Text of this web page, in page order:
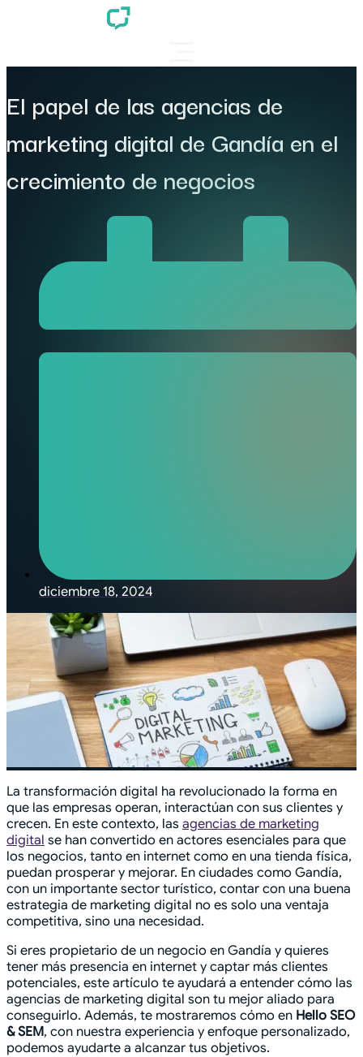
El papel de las agencias de
marketing digital de Gandía en el
crecimiento de negocios
diciembre 18, 2024
La transformación digital ha revolucionado la forma en
que las empresas operan, interactúan con sus clientes y
crecen. En este contexto, las agencias de marketing
digital se han convertido en actores esenciales para que
los negocios, tanto en internet como en una tienda física,
puedan prosperar y mejorar. En ciudades como Gandía,
con un importante sector turístico, contar con una buena
estrategia de marketing digital no es solo una ventaja
competitiva, sino una necesidad.
Si eres propietario de un negocio en Gandía y quieres
tener más presencia en internet y captar más clientes
potenciales, este artículo te ayudará a entender cómo las
agencias de marketing digital son tu mejor aliado para
conseguirlo. Además, te mostraremos cómo en Hello SEO
& SEM, con nuestra experiencia y enfoque personalizado,
podemos ayudarte a alcanzar tus objetivos.